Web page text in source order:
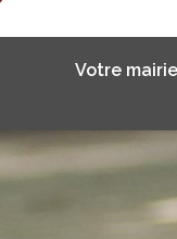
Votre mairie